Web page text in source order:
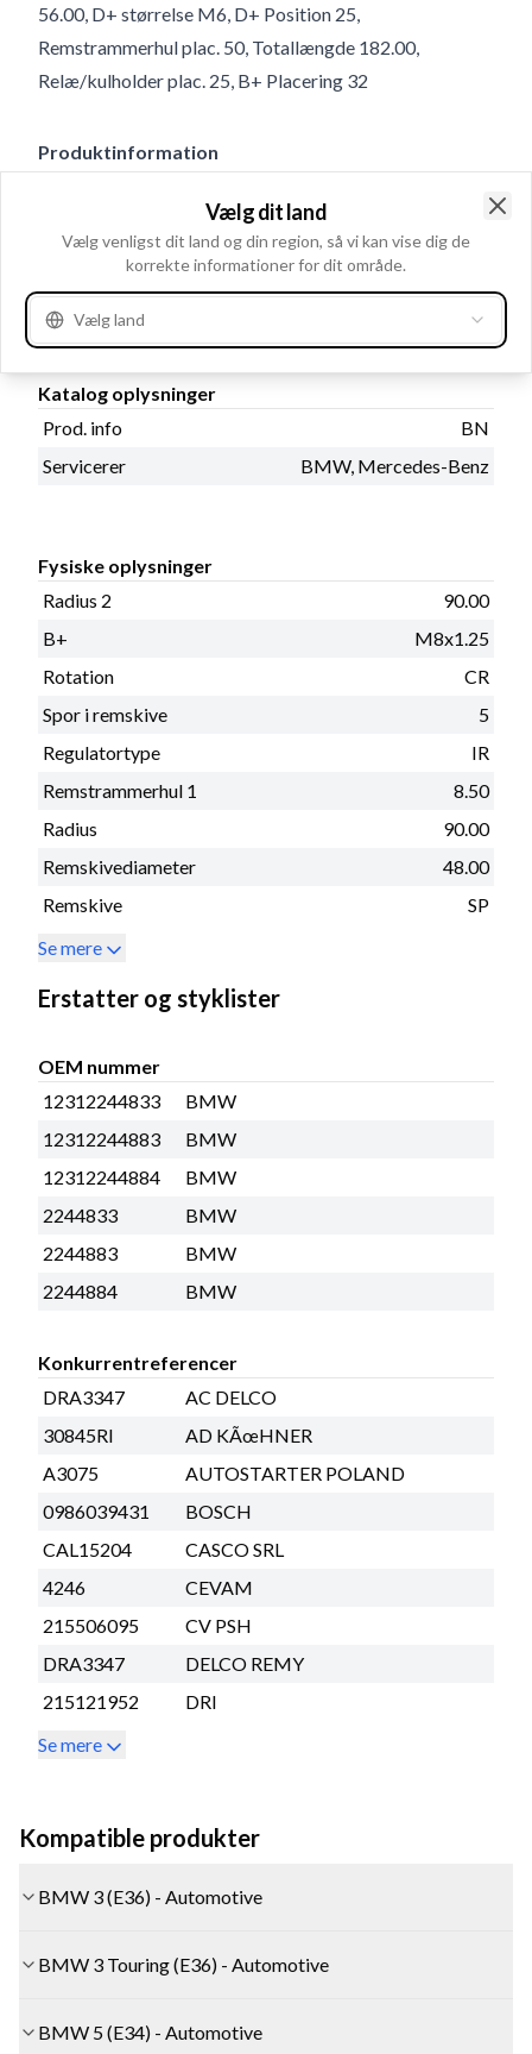
56.00, D+ størrelse M6, D+ Position 25,
Remstrammerhul plac. 50, Totallængde 182.00,
Relæ/kulholder plac. 25, B+ Placering 32
Produktinformation
Elektriske oplysninger
Volt
14
Amp.
95
Katalog oplysninger
Prod. info
BN
Servicerer
BMW, Mercedes-Benz
Fysiske oplysninger
Radius 2
90.00
B+
M8x1.25
Rotation
CR
Spor i remskive
5
Regulatortype
IR
Remstrammerhul 1
8.50
Radius
90.00
Remskivediameter
48.00
Remskive
SP
Se mere
Erstatter og styklister
OEM nummer
12312244833
BMW
12312244883
BMW
12312244884
BMW
2244833
BMW
2244883
BMW
2244884
BMW
Konkurrentreferencer
DRA3347
AC DELCO
30845RI
AD KÃœHNER
A3075
AUTOSTARTER POLAND
0986039431
BOSCH
CAL15204
CASCO SRL
4246
CEVAM
215506095
CV PSH
DRA3347
DELCO REMY
215121952
DRI
Se mere
Kompatible produkter
BMW 3 (E36) - Automotive
BMW 3 Touring (E36) - Automotive
BMW 5 (E34) - Automotive
Vælg dit land
Vælg venligst dit land og din region, så vi kan vise dig de
korrekte informationer for dit område.
Vælg land